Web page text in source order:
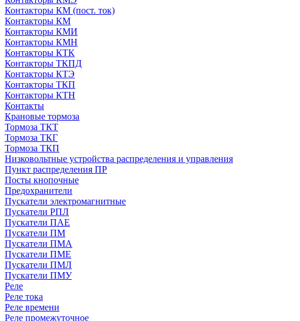
Контакторы КМ (пост. ток)
Контакторы КМ
Контакторы КМИ
Контакторы КМН
Контакторы КТК
Контакторы ТКПД
Контакторы КТЭ
Контакторы ТКП
Контакторы КТН
Контакты
Крановые тормоза
Тормоза ТКТ
Тормоза ТКГ
Тормоза ТКП
Низковольтные устройства распределения и управления
Пункт распределения ПР
Посты кнопочные
Предохранители
Пускатели электромагнитные
Пускатели РПЛ
Пускатели ПАЕ
Пускатели ПМ
Пускатели ПМА
Пускатели ПМЕ
Пускатели ПМЛ
Пускатели ПМУ
Реле
Реле тока
Реле времени
Реле промежуточное